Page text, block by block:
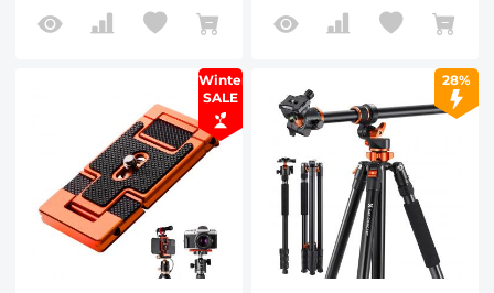
28L(BI234M)
Winter
SALE
28%